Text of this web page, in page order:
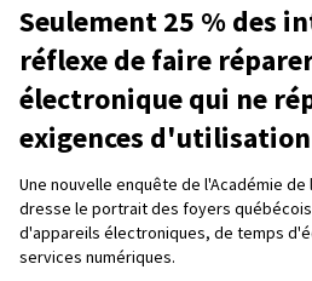
Seulement 25 % des
réflexe de faire
électronique qui ne
exigences d'utilisation
Une nouvelle enquête de l'Académie
dresse le portrait des foyers
d'appareils électroniques, de temps
services numériques.